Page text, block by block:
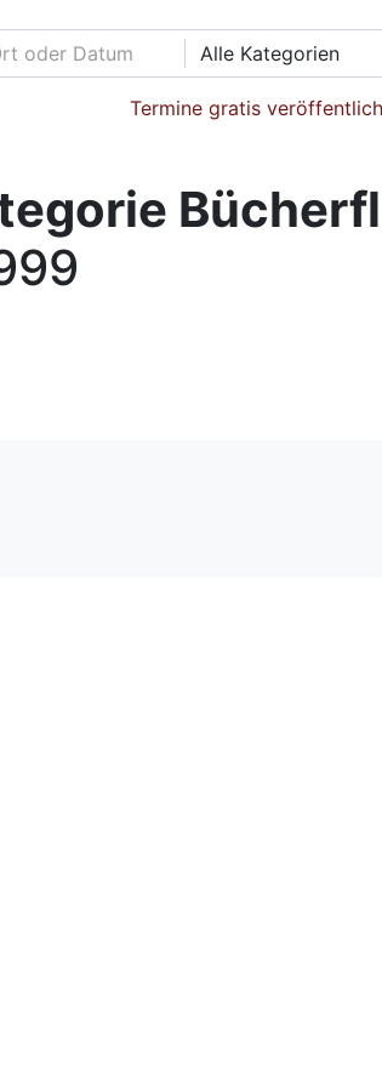
Alle Kategorien
Termine gratis